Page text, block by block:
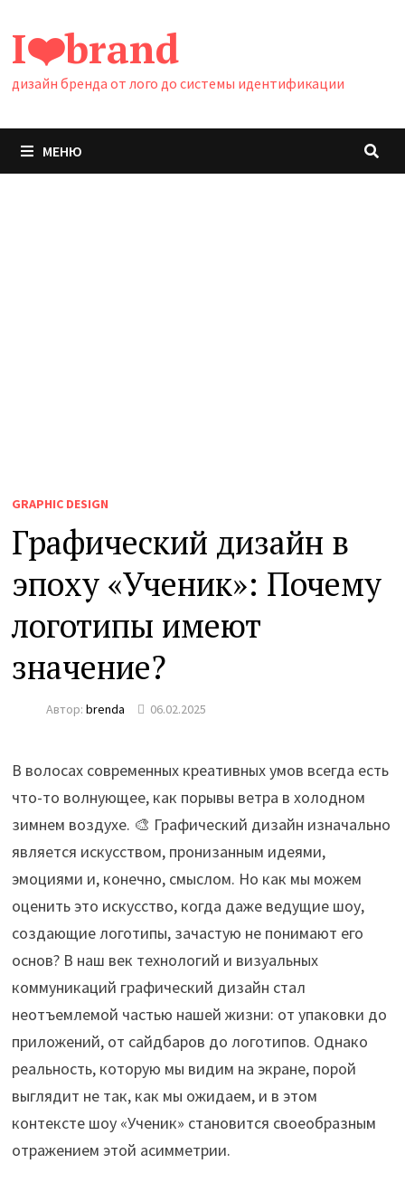
содержимому
I❤️brand
дизайн бренда от лого до системы идентификации
МЕНЮ
GRAPHIC DESIGN
Графический дизайн в
эпоху «Ученик»: Почему
логотипы имеют
значение?
Автор:brenda 06.02.2025
В волосах современных креативных умов всегда есть
что-то волнующее, как порывы ветра в холодном
зимнем воздухе. 🎨 Графический дизайн изначально
является искусством, пронизанным идеями,
эмоциями и, конечно, смыслом. Но как мы можем
оценить это искусство, когда даже ведущие шоу,
создающие логотипы, зачастую не понимают его
основ? В наш век технологий и визуальных
коммуникаций графический дизайн стал
неотъемлемой частью нашей жизни: от упаковки до
приложений, от сайдбаров до логотипов. Однако
реальность, которую мы видим на экране, порой
выглядит не так, как мы ожидаем, и в этом
контексте шоу «Ученик» становится своеобразным
отражением этой асимметрии.